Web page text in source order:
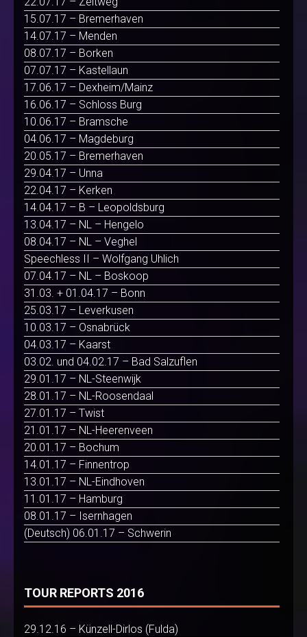
15.07.17 – Bremerhaven
14.07.17 – Menden
08.07.17 – Borken
07.07.17 – Kastellaun
17.06.17 – Dexheim/Mainz
16.06.17 – Schloss Burg
10.06.17 – Bramsche
04.06.17 – Magdeburg
20.05.17 – Bremerhaven
29.04.17 – Unna
22.04.17 – Kerken
14.04.17 – B – Leopoldsburg
13.04.17 – NL – Hengelo
08.04.17 – NL – Veghel
Speechless II – Wolfgang Uhlich
07.04.17 – NL – Boskoop
31.03. + 01.04.17 – Bonn
25.03.17 – Leverkusen
10.03.17 – Osnabrück
04.03.17 – Kaarst
03.02. und 04.02.17 – Bad Salzuflen
29.01.17 – NL-Steenwijk
28.01.17 – NL-Roosendaal
27.01.17 – Twist
21.01.17 – NL-Heerenveen
20.01.17 – Bochum
14.01.17 – Finnentrop
13.01.17 – NL-Eindhoven
11.01.17 – Hamburg
08.01.17 – Isernhagen
(Deutsch) 06.01.17 – Schwerin
TOUR REPORTS 2016
29.12.16 – Künzell-Dirlos (Fulda)